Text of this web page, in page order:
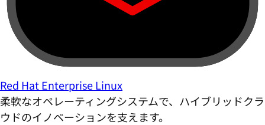
Red Hat Enterprise Linux
柔軟なオペレーティングシステムで、ハイブリッドクラ
ウドのイノベーションを支えます。